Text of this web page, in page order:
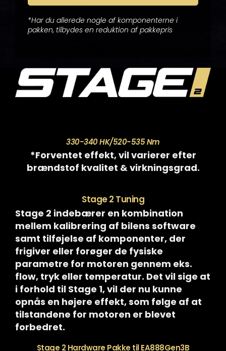
*Har du allerede nogle af komponenterne i
pakken, tilbydes en reduktion af pakkepris
330-340HK/520-535 Nm
*Forventet effekt, vil varierer efter
brændstof kvalitet & virkningsgrad.
Stage 2 Tuning
Stage 2 indebærer en kombination
mellem kalibrering af bilens software
samt tilføjelse af komponenter, der
frigiver eller forøger de fysiske
parametre for motoren gennem eks.
flow, tryk eller temperatur. Det vil sige at
i forhold til Stage 1, vil der nu kunne
opnås en højere effekt, som følge af at
tilstandene for motoren er blevet
forbedret.
Stage 2 Hardware Pakke til EA888Gen3B